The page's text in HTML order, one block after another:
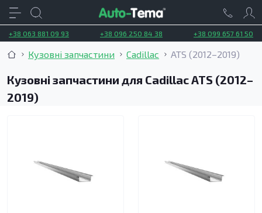
+38 063 881 09 93 +38 096 250 84 38 +38 099 657 61 50
Кузовні запчастини Cadillac ATS (2012–2019)
Кузовні запчастини для Cadillac ATS (2012–
2019)